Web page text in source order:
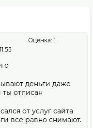
Оценка: 1
деньги даже
ты отписан
от услуг сайта
всё равно снимают.